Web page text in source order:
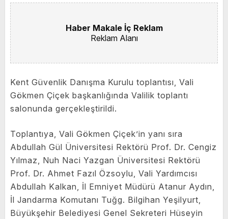
Haber Makale İç Reklam
Reklam Alanı
Kent Güvenlik Danışma Kurulu toplantısı, Vali
Gökmen Çiçek başkanlığında Valilik toplantı
salonunda gerçekleştirildi.
Toplantıya, Vali Gökmen Çiçek’in yanı sıra
Abdullah Gül Üniversitesi Rektörü Prof. Dr. Cengiz
Yılmaz, Nuh Naci Yazgan Üniversitesi Rektörü
Prof. Dr. Ahmet Fazıl Özsoylu, Vali Yardımcısı
Abdullah Kalkan, İl Emniyet Müdürü Atanur Aydın,
İl Jandarma Komutanı Tuğg. Bilgihan Yeşilyurt,
Büyükşehir Belediyesi Genel Sekreteri Hüseyin